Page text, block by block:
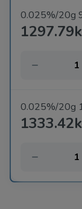
0.025%/20g
0.025%/20g